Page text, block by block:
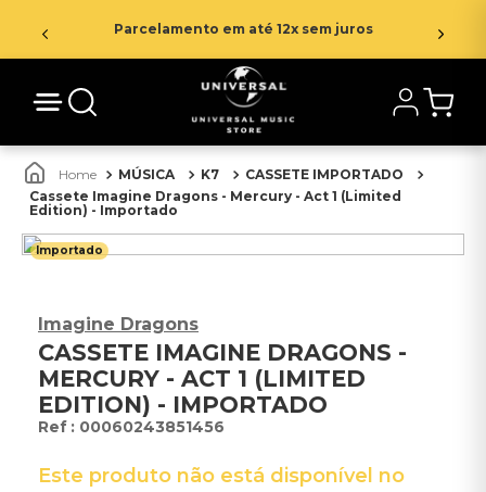
Parcelamento em até 12x sem juros
MÚSICA K7
CASSETE IMPORTADO
Cassete Imagine Dragons - Mercury - Act 1 (Limited
Edition) - Importado
Importado
Imagine Dragons
CASSETE IMAGINE DRAGONS -
MERCURY - ACT 1 (LIMITED
EDITION) - IMPORTADO
: 00060243851456
Este produto não está disponível no